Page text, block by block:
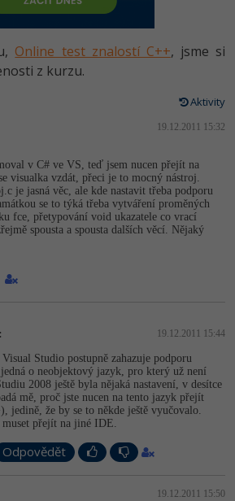
Bootstrap, SEO
vzory
aplikací
na AI a bigdata
administrátor
UI návrhář
manažer
analytik
specialista
-80%
-80%
-41%
(AI) -10%
Online test znalostí C++, jsme si
z kurzu.
Aktivity
19.12.2011 15:32
v C# ve VS, teď jsem nucen přejít na
visualka vzdát, přeci je to mocný nástroj.
je jasná věc, ale kde nastavit třeba podporu
se to týká třeba vytváření proměných
fce, přetypování void ukazatele co vrací
spousta a spousta dalších věcí. Nějaký
: 19.12.2011 15:44
Studio postupně zahazuje podporu
jedná o neobjektový jazyk, pro který už není
2008 ještě byla nějaká nastavení, v desítce
mě, proč jste nucen na tento jazyk přejít
jedině, že by se to někde ještě vyučovalo.
muset přejít na jiné IDE.
Odpovědět
19.12.2011 15:50